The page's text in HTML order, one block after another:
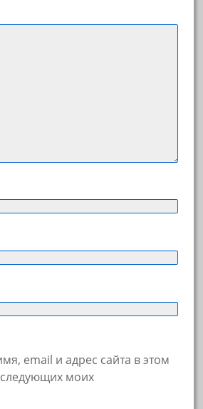
email и адрес сайта в этом
моих